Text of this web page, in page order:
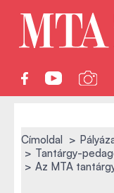
Címoldal
Tantárgy-
Az MTA